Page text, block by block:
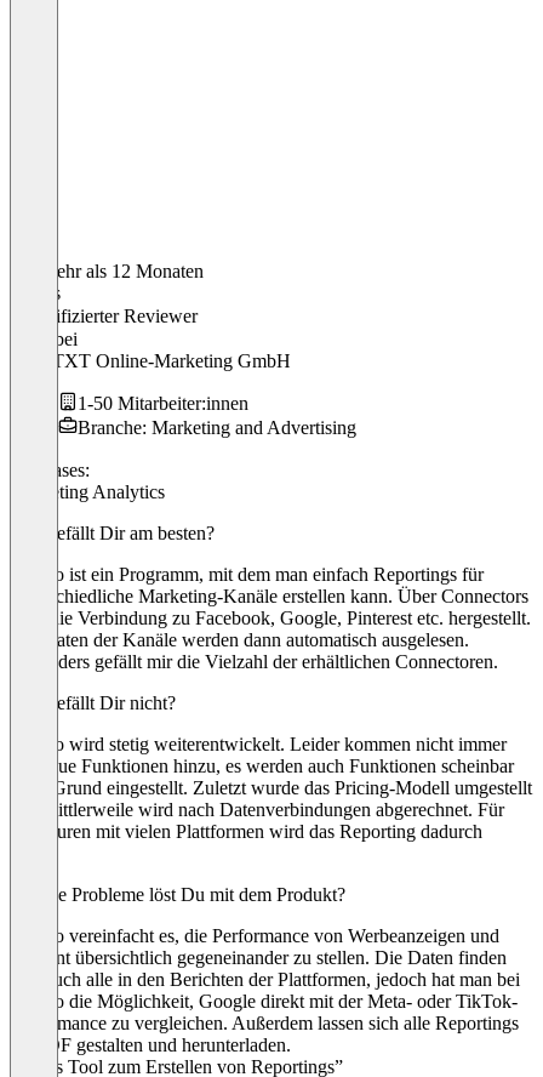
Vor mehr als 12 Monaten
Tobias
Verifizierter Reviewer
bei
CONTXT Online-Marketing GmbH
1-50 Mitarbeiter:innen
Branche: Marketing and Advertising
Use cases:
Marketing Analytics
Was gefällt Dir am besten?
Swydo ist ein Programm, mit dem man einfach Reportings für
unterschiedliche Marketing-Kanäle erstellen kann. Über Connectors
wird die Verbindung zu Facebook, Google, Pinterest etc. hergestellt.
Die Daten der Kanäle werden dann automatisch ausgelesen.
Besonders gefällt mir die Vielzahl der erhältlichen Connectoren.
Was gefällt Dir nicht?
Swydo wird stetig weiterentwickelt. Leider kommen nicht immer
nur neue Funktionen hinzu, es werden auch Funktionen scheinbar
ohne Grund eingestellt. Zuletzt wurde das Pricing-Modell umgestellt
und mittlerweile wird nach Datenverbindungen abgerechnet. Für
Agenturen mit vielen Plattformen wird das Reporting dadurch
Welche Probleme löst Du mit dem Produkt?
Swydo vereinfacht es, die Performance von Werbeanzeigen und
Content übersichtlich gegeneinander zu stellen. Die Daten finden
sich auch alle in den Berichten der Plattformen, jedoch hat man bei
Swydo die Möglichkeit, Google direkt mit der Meta- oder TikTok-
Performance zu vergleichen. Außerdem lassen sich alle Reportings
als PDF gestalten und herunterladen.
“Gutes Tool zum Erstellen von Reportings”